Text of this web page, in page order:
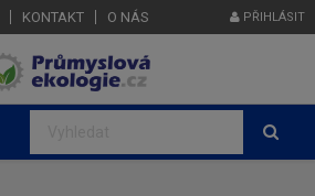
KONTAKT O NÁS PŘIHLÁSIT